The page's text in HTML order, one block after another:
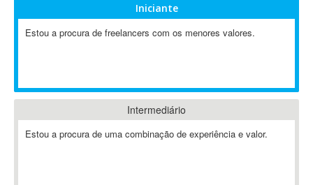
A-GPS
ABAP
Abaqus
ABBYY FineReader
Iniciante
Estou a procura de freelancers com os menores valores.
Intermediário
Estou a procura de uma combinação de experiência e valor.